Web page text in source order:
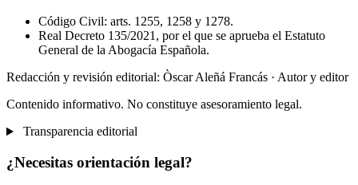
Código Civil: arts. 1255, 1258 y 1278.
Real Decreto 135/2021, por el que se aprueba el Estatuto
General de la Abogacía Española.
Redacción y revisión editorial: Òscar Aleñá Francás · Autor y editor
Contenido informativo. No constituye asesoramiento legal.
Transparencia editorial
¿Necesitas orientación legal?